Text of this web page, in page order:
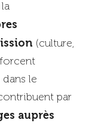
(culture,
le
par
auprès